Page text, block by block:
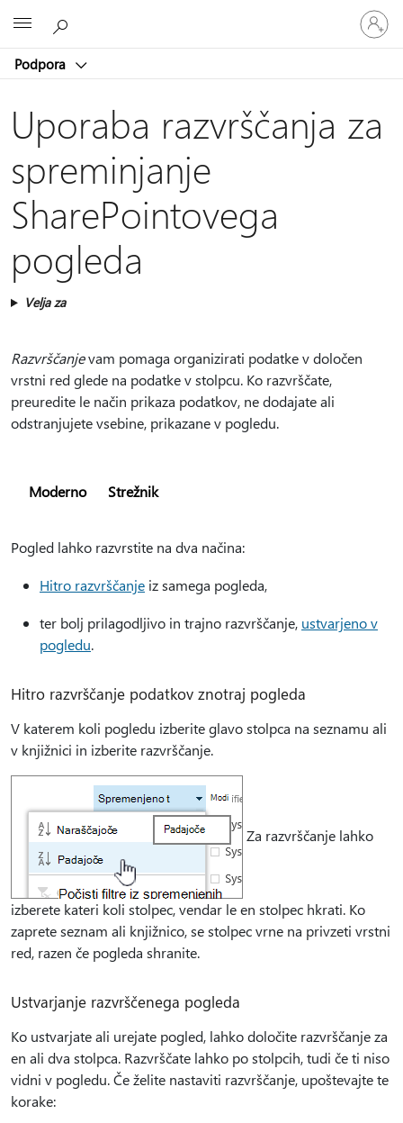
Podpora
Vpišite
se
v
račun
Uporaba razvrščanja za
spreminjanje
SharePointovega
pogleda
Velja za
Razvrščanjevam pomaga organizirati podatke v določen
vrstni red glede na podatke v stolpcu. Ko razvrščate,
preuredite le način prikaza podatkov, ne dodajate ali
odstranjujete vsebine, prikazane v pogledu.
Moderno Strežnik
Pogled lahko razvrstite na dva načina:
Hitro razvrščanje iz samega pogleda,
ter bolj prilagodljivo in trajno razvrščanje, ustvarjeno v
pogledu.
Hitro razvrščanje podatkov znotraj pogleda
V katerem koli pogledu izberite glavo stolpca na seznamu ali
v knjižnici in izberite razvrščanje.
Za razvrščanje lahko
izberete kateri koli stolpec, vendar le en stolpec hkrati. Ko
zaprete seznam ali knjižnico, se stolpec vrne na privzeti vrstni
red, razen če pogleda shranite.
Ustvarjanje razvrščenega pogleda
Ko ustvarjate ali urejate pogled, lahko določite razvrščanje za
en ali dva stolpca. Razvrščate lahko po stolpcih, tudi če ti niso
vidni v pogledu. Če želite nastaviti razvrščanje, upoštevajte te
korake: